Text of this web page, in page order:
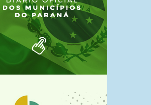
7 de outubro de 2024
18 DE MAIO DIA NACIONAL DE
COMBATE AO ABUSO E À
EXPLORAÇÃO SEXUAL DE
CRIANÇAS E A ADOLESCENTE!!
REUNIÃO COM OS ATINGIDOS DO
BAIXO IGUAÇU